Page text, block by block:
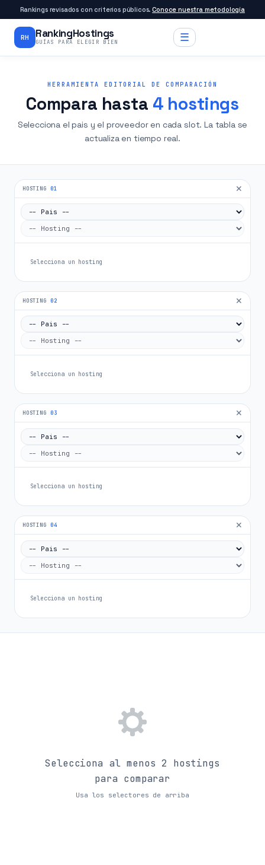
Rankings revisados con criterios públicos.Conoce nuestra metodología
RH RankingHostings
GUÍAS PARA ELEGIR BIEN ☰
HERRAMIENTA EDITORIAL DE COMPARACIÓN
Compara hasta 4 hostings
Selecciona el pais y el proveedor en cada slot. La tabla se
actualiza en tiempo real.
HOSTING 01 ✕
Selecciona un hosting
HOSTING 02 ✕
Selecciona un hosting
HOSTING 03 ✕
Selecciona un hosting
HOSTING 04 ✕
Selecciona un hosting
Selecciona al menos 2 hostings
para comparar
Usa los selectores de arriba